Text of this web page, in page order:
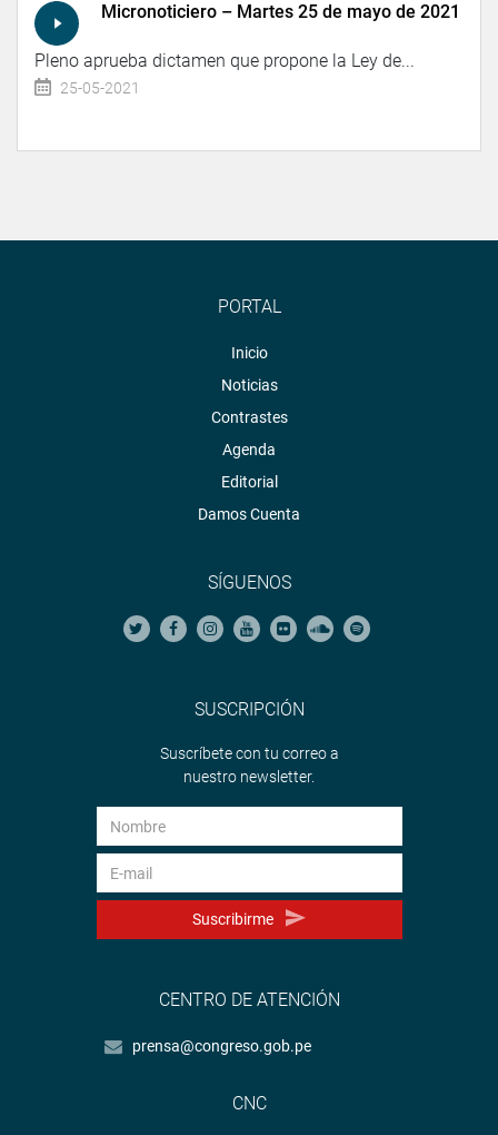
Micronoticiero – Martes 25 de mayo de 2021
Pleno aprueba dictamen que propone la Ley de...
25-05-2021
PORTAL
Inicio
Noticias
Contrastes
Agenda
Editorial
Damos Cuenta
SÍGUENOS
SUSCRIPCIÓN
Suscríbete con tu correo a
nuestro newsletter.
Suscribirme
CENTRO DE ATENCIÓN
prensa@congreso.gob.pe
CNC